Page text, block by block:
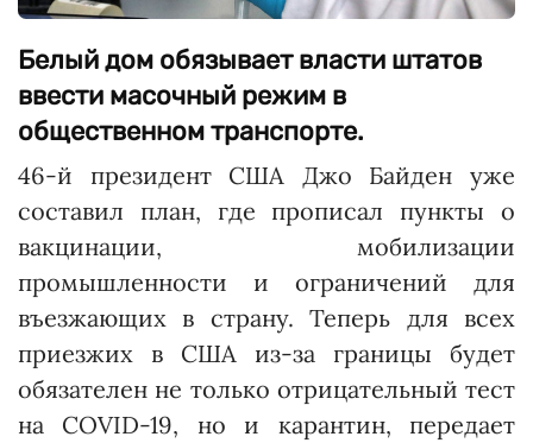
Белый дом обязывает власти штатов
ввести масочный режим в
общественном транспорте.
46-й президент США Джо Байден уже
составил план, где прописал пункты о
вакцинации, мобилизации
промышленности и ограничений для
въезжающих в страну. Теперь для всех
приезжих в США из-за границы будет
обязателен не только отрицательный тест
на COVID-19, но и карантин, передает